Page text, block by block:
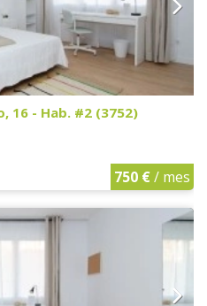
16 - Hab. #2 (3752)
750 €/ mes